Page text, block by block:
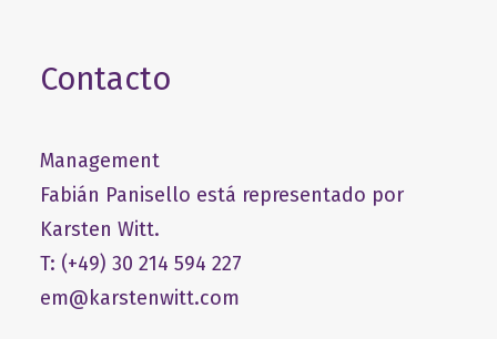
Contacto
Management
Fabián Panisello está representado por
Karsten Witt.
T: (+49) 30 214 594 227
em@karstenwitt.com